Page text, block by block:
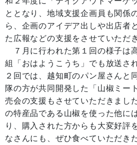
ととなり、地域支援企画員も関係
ら、企画のアイデア出しや出店者
た広報などの支援をさせていただ
７月に行われた第１回の様子は
組「おはようこうち」でも放送さ
２回では、越知町のパン屋さんと
隊の方が共同開発した「山椒ミー
売会の支援もさせていただきまし
の特産品である山椒を使った他に
り、購入された方からも大変好評
なさんにも、ぜひ食べていただき